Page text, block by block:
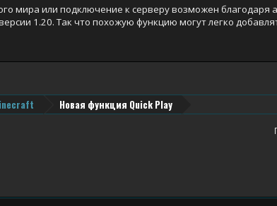
мира или подключение к серверу возможен
1.20. Так что похожую функцию могут легко
Новая функция Quick Play